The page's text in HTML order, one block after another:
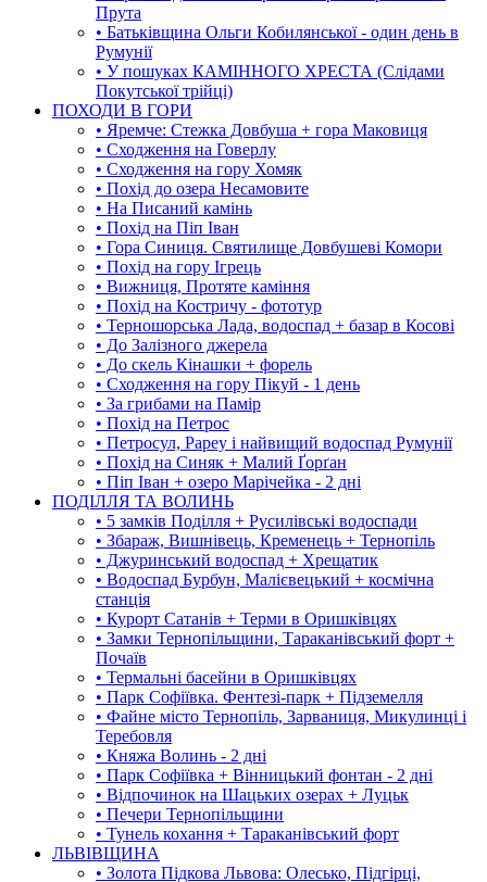
Прута
• Батьківщина Ольги Кобилянської - один день в
Румунії
• У пошуках КАМІННОГО ХРЕСТА (Слідами
Покутської трійці)
ПОХОДИ В ГОРИ
• Яремче: Стежка Довбуша + гора Маковиця
• Сходження на Говерлу
• Сходження на гору Хомяк
• Похід до озера Несамовите
• На Писаний камінь
• Похід на Піп Іван
• Гора Синиця. Святилище Довбушеві Комори
• Похід на гору Ігрець
• Вижниця, Протяте каміння
• Похід на Костричу - фототур
• Терношорська Лада, водоспад + базар в Косові
• До Залізного джерела
• До скель Кінашки + форель
• Сходження на гору Пікуй - 1 день
• За грибами на Памір
• Похід на Петрос
• Петросул, Рареу і найвищий водоспад Румунії
• Похід на Синяк + Малий Ґорґан
• Піп Іван + озеро Марічейка - 2 дні
ПОДІЛЛЯ ТА ВОЛИНЬ
• 5 замків Поділля + Русилівські водоспади
• Збараж, Вишнівець, Кременець + Тернопіль
• Джуринський водоспад + Хрещатик
• Водоспад Бурбун, Малієвецький + космічна
станція
• Курорт Сатанів + Терми в Оришківцях
• Замки Тернопільщини, Тараканівський форт +
Почаїв
• Термальні басейни в Оришківцях
• Парк Софіївка. Фентезі-парк + Підземелля
• Файне місто Тернопіль, Зарваниця, Микулинці і
Теребовля
• Княжа Волинь - 2 дні
• Парк Софіївка + Вінницький фонтан - 2 дні
• Відпочинок на Шацьких озерах + Луцьк
• Печери Тернопільщини
• Тунель кохання + Тараканівський форт
ЛЬВІВЩИНА
• Золота Підкова Львова: Олесько, Підгірці,